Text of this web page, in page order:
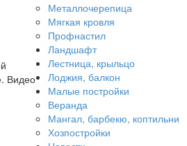
Видео
Металлочерепица
Мягкая кровля
Профнастил
Ландшафт
Лестница, крыльцо
Лоджия, балкон
Малые постройки
Веранда
Мангал, барбекю, коптильни
Хозпостройки